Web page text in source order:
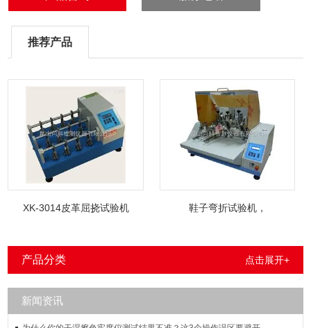
裂时，自动停机。 目前我司生产的机型分液晶屏与PLC触摸屏控制，
推荐产品
XK-3014皮革屈挠试验机 鞋子弯折试验机，
产品分类 点击展开+
新闻资讯